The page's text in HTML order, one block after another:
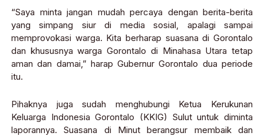
“Saya minta jangan mudah percaya dengan berita-berita
yang simpang siur di media sosial, apalagi sampai
memprovokasi warga. Kita berharap suasana di Gorontalo
dan khususnya warga Gorontalo di Minahasa Utara tetap
aman dan damai,” harap Gubernur Gorontalo dua periode
itu.
Pihaknya juga sudah menghubungi Ketua Kerukunan
Keluarga Indonesia Gorontalo (KKIG) Sulut untuk diminta
laporannya. Suasana di Minut berangsur membaik dan